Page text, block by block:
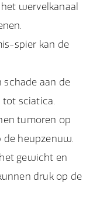
wervelkanaal
spier kan de
schade aan de
tot sciatica.
tumoren op
heupzenuw.
gewicht en
druk op de